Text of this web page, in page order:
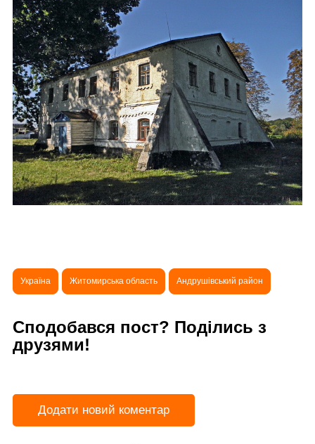
Україна Житомирська область Андрушівський район
Сподобався пост? Поділись з
друзями!
Додати новий коментар